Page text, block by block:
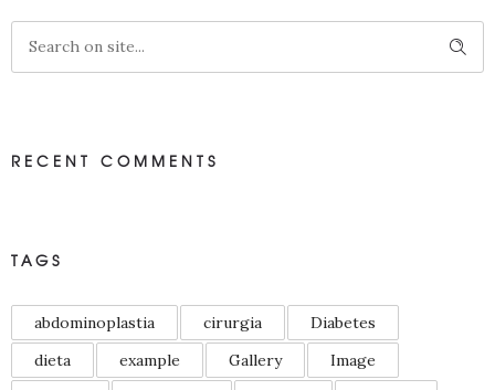
RECENT COMMENTS
TAGS
abdominoplastia cirurgia
Diabetes
dieta
example Gallery
Image